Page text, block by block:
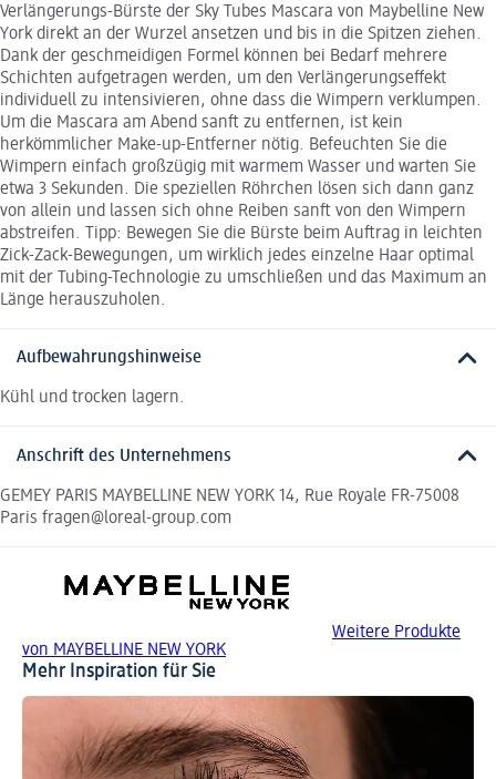
Verlängerungs-Bürste der Sky Tubes Mascara von Maybelline New
York direkt an der Wurzel ansetzen und bis in die Spitzen ziehen.
Dank der geschmeidigen Formel können bei Bedarf mehrere
Schichten aufgetragen werden, um den Verlängerungseffekt
individuell zu intensivieren, ohne dass die Wimpern verklumpen.
Um die Mascara am Abend sanft zu entfernen, ist kein
herkömmlicher Make-up-Entferner nötig. Befeuchten Sie die
Wimpern einfach großzügig mit warmem Wasser und warten Sie
etwa 3 Sekunden. Die speziellen Röhrchen lösen sich dann ganz
von allein und lassen sich ohne Reiben sanft von den Wimpern
abstreifen. Tipp: Bewegen Sie die Bürste beim Auftrag in leichten
Zick-Zack-Bewegungen, um wirklich jedes einzelne Haar optimal
mit der Tubing-Technologie zu umschließen und das Maximum an
Länge herauszuholen.
Aufbewahrungshinweise
Kühl und trocken lagern.
Anschrift des Unternehmens
GEMEY PARIS MAYBELLINE NEW YORK 14, Rue Royale FR-75008
Paris fragen@loreal-group.com
Weitere Produkte
von MAYBELLINE NEW YORK
Mehr Inspiration für Sie